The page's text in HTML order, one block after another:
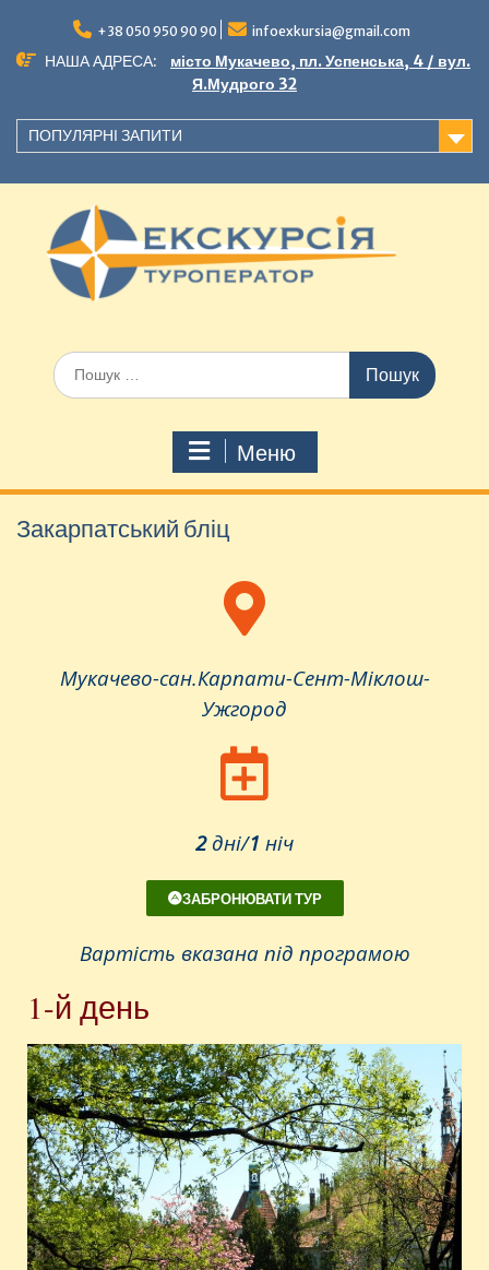
+38 050 950 90 90 infoexkursia@gmail.com
НАША АДРЕСА:
місто Мукачево, пл. Успенська, 4 / вул.
Я.Мудрого 32
ПОПУЛЯРНІ ЗАПИТИ
Меню
Закарпатський бліц
Мукачево-сан.Карпати-Сент-Міклош-
Ужгород
2дні/1 ніч
ЗАБРОНЮВАТИ ТУР
Вартість вказана під програмою
1-й день